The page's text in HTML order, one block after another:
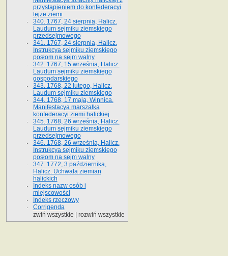
przystąpieniem do konfederacyi
tejże ziemi
340. 1767, 24 sierpnia, Halicz.
Laudum sejmiku ziemskiego
przedsejmowego
341. 1767, 24 sierpnia, Halicz.
Instrukcya sejmiku ziemskiego
posłom na sejm walny
342. 1767, 15 września, Halicz.
Laudum sejmiku ziemskiego
gospodarskiego
343. 1768, 22 lutego, Halicz.
Laudum sejmiku ziemskiego
344. 1768, 17 maja, Winnica.
Manifestacya marszałka
konfederacyi ziemi halickiej
345. 1768, 26 września, Halicz.
Laudum sejmiku ziemskiego
przedsejmowego
346. 1768, 26 września, Halicz.
Instrukcya sejmiku ziemskiego
posłom na sejm walny
347. 1772, 3 października,
Halicz. Uchwała ziemian
halickich
Indeks nazw osób i
miejscowości
Indeks rzeczowy
Corrigenda
zwiń wszystkie
rozwiń wszystkie